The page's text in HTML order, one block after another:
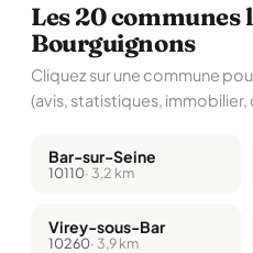
Les 20 communes
Bourguignons
Cliquez sur une commune
(avis, statistiques,
Bar-sur-Seine
10110· 3,2 km
Virey-sous-Bar
10260· 3,9 km